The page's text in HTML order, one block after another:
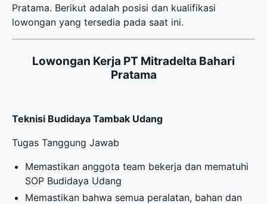
Pratama. Berikut adalah posisi dan kualifikasi
lowongan yang tersedia pada saat ini.
Lowongan Kerja PT Mitradelta Bahari
Pratama
Teknisi Budidaya Tambak Udang
Tugas Tanggung Jawab
Memastikan anggota team bekerja dan mematuhi
SOP Budidaya Udang
Memastikan bahwa semua peralatan, bahan dan